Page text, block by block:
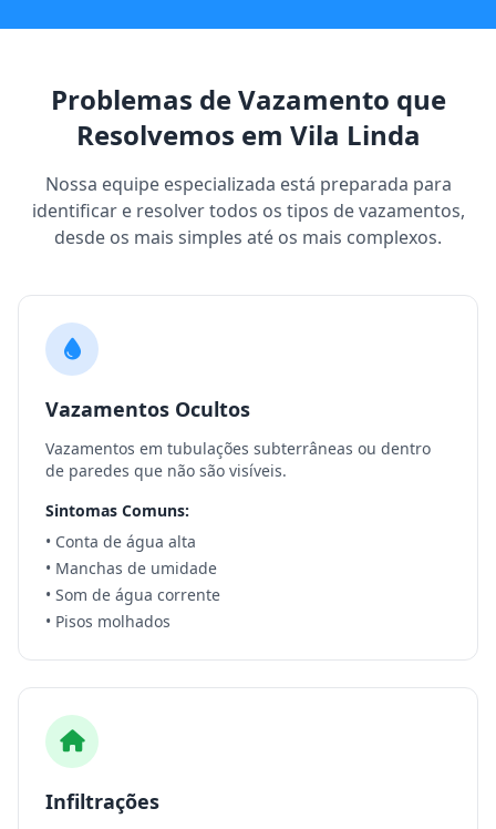
Problemas de Vazamento que
Resolvemos em Vila Linda
Nossa equipe especializada está preparada para
identificar e resolver todos os tipos de vazamentos,
desde os mais simples até os mais complexos.
Vazamentos Ocultos
Vazamentos em tubulações subterrâneas ou dentro
de paredes que não são visíveis.
Sintomas Comuns:
• Conta de água alta
• Manchas de umidade
• Som de água corrente
• Pisos molhados
Infiltrações